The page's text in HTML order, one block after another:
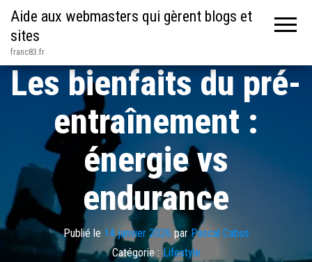
Aide aux webmasters qui gèrent blogs et
sites
franc83.fr
Les bienfaits du pré-
entraînement :
énergie vs
endurance
Publié le 14 janvier 2026 parPascal Cabus
Catégorie : Lifestyle